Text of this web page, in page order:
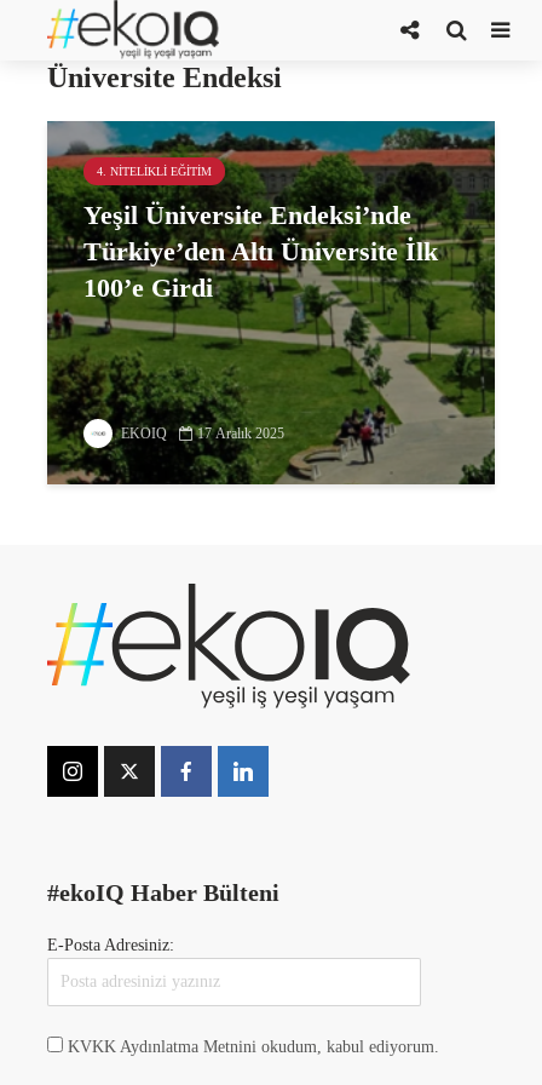
UI GreenMetric’in 2025 Yeşil
Üniversite Endeksi
4. NITELIKLI EĞITIM
Yeşil Üniversite Endeksi’nde
Türkiye’den Altı Üniversite İlk
100’e Girdi
EKOIQ 17 Aralık 2025
#ekoIQ Haber Bülteni
E-Posta Adresiniz:
KVKK Aydınlatma Metnini okudum, kabul ediyorum.